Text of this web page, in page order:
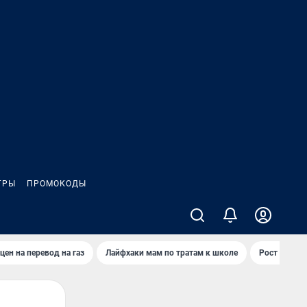
ПРОМОКОДЫ
на перевод на газ Лайфхаки мам по тратам к школе Рост цен на